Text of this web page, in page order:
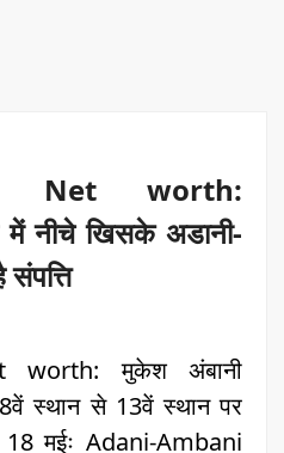
Net worth:
में नीचे खिसके अडानी-
worth: मुकेश अंबानी
स्थान से 13वें स्थान पर
मईः Adani-Ambani